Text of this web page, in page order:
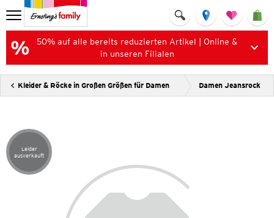
50% auf alle bereits reduzierten Artikel | Online &
in unseren Filialen
Kleider & Röcke in Großen Größen für Damen Damen Jeansrock
Artikel leider ausverkauft
Leider
ausverkauft